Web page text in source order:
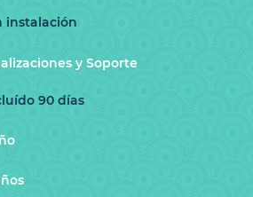
instalación
y Soporte
90 días